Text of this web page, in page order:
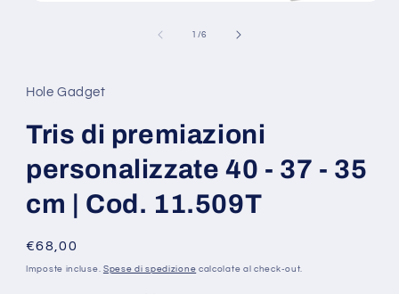
modale
1 /su
6
Hole Gadget
Tris di premiazioni
personalizzate 40 - 37 - 35
cm | Cod. 11.509T
Prezzo
di
€68,00
Imposte incluse. Spese di spedizione calcolate al check-out.